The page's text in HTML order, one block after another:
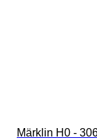
Märklin H0 -